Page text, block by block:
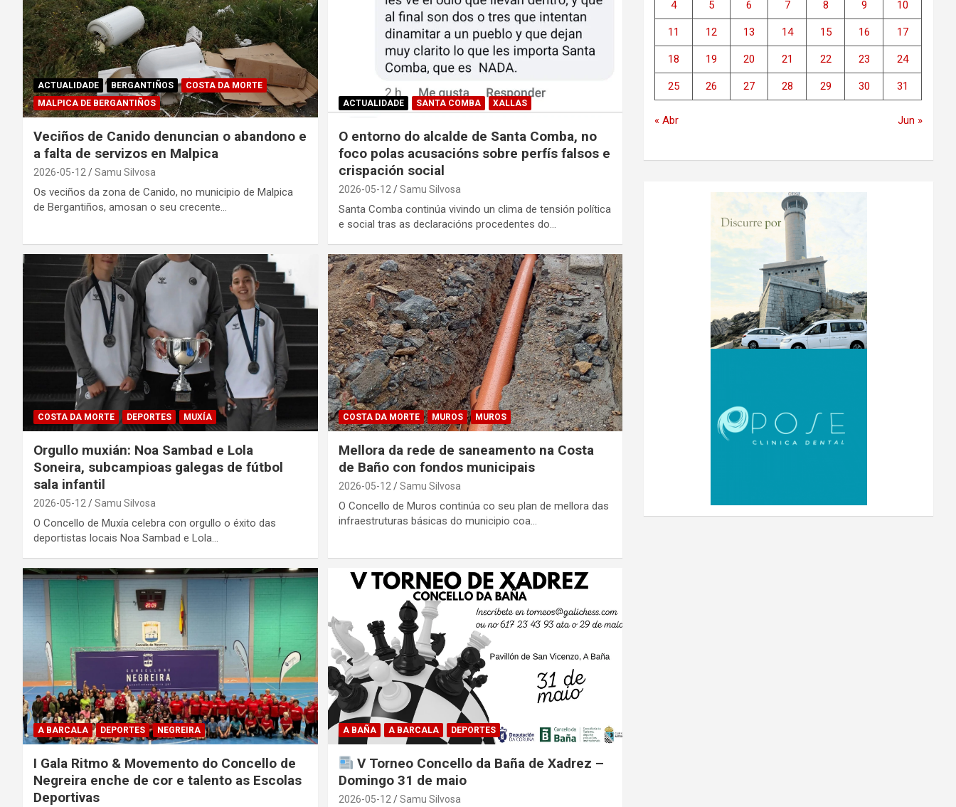
ACTUALIDADE BERGANTIÑOS
COSTA DA MORTE
MALPICA DE BERGANTIÑOS
Veciños de Canido denuncian o abandono e
a falta de servizos en Malpica
2026-05-12 Samu Silvosa
Os veciños da zona de Canido, no municipio de Malpica
de Bergantiños, amosan o seu crecente…
ACTUALIDADE SANTA COMBA XALLAS
O entorno do alcalde de Santa Comba, no
foco polas acusacións sobre perfís falsos e
crispación social
2026-05-12 Samu Silvosa
Santa Comba continúa vivindo un clima de tensión política
e social tras as declaracións procedentes do…
COSTA DA MORTE DEPORTES MUXÍA
Orgullo muxián: Noa Sambad e Lola
Soneira, subcampioas galegas de fútbol
sala infantil
2026-05-12 Samu Silvosa
O Concello de Muxía celebra con orgullo o éxito das
deportistas locais Noa Sambad e Lola…
COSTA DA MORTE MUROS MUROS
Mellora da rede de saneamento na Costa
de Baño con fondos municipais
2026-05-12 Samu Silvosa
O Concello de Muros continúa co seu plan de mellora das
infraestruturas básicas do municipio coa…
A BARCALA DEPORTES NEGREIRA
I Gala Ritmo & Movemento do Concello de
Negreira enche de cor e talento as Escolas
Deportivas
A BAÑA A BARCALA DEPORTES
V Torneo Concello da Baña de Xadrez –
Domingo 31 de maio
2026-05-12 Samu Silvosa
4 5 6 7 8 9 10
11 12 13 14 15 16 17
18 19 20 21 22 23 24
25 26 27 28 29 30 31
« Abr Jun »